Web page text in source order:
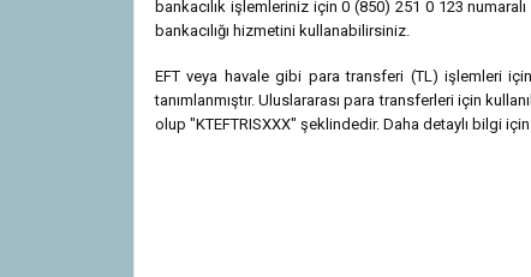
bankacılık işlemleriniz için 0 (850) 251 0 123
bankacılığı hizmetini kullanabilirsiniz.
EFT veya havale gibi para transferi (TL) işlemleri
tanımlanmıştır. Uluslararası para transferleri için
olup "KTEFTRISXXX" şeklindedir. Daha detaylı bilgi